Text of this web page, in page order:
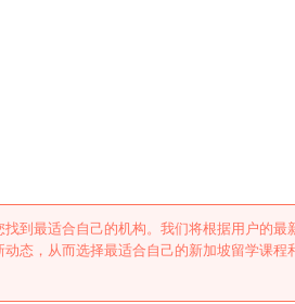
到最适合自己的机构。我们将根据用户的
态，从而选择最适合自己的新加坡留学课程